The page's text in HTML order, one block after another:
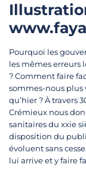
Pourquoi les
les mêmes erreurs
? Comment faire
sommes-nous plus
qu’hier ? À travers
Crémieux nous
sanitaires du xxie
disposition du
évoluent sans
lui arrive et y faire